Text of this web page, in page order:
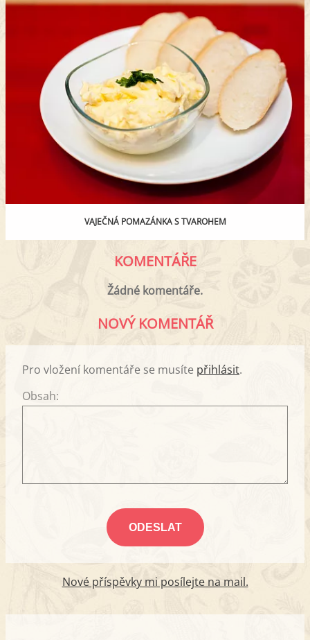
VAJEČNÁ POMAZÁNKA S TVAROHEM
KOMENTÁŘE
Žádné komentáře.
NOVÝ KOMENTÁŘ
Pro vložení komentáře se musíte přihlásit.
Obsah:
Nové příspěvky mi posílejte na mail.